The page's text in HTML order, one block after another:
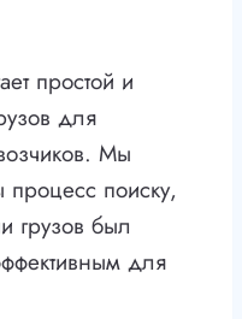
простой и
для
Мы
процесс поиску,
грузов был
для